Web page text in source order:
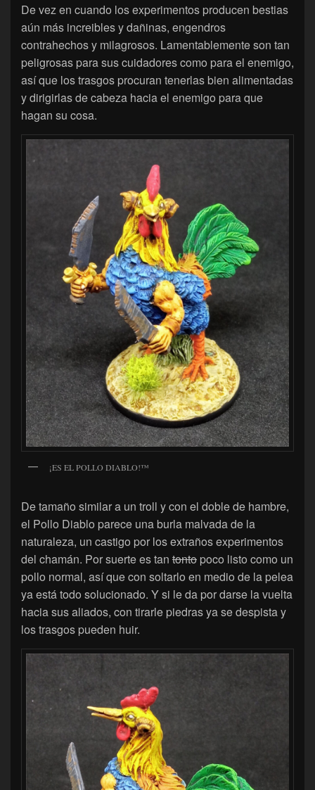
De vez en cuando los experimentos producen bestias
aún más increibles y dañinas, engendros
contrahechos y milagrosos. Lamentablemente son tan
peligrosas para sus cuidadores como para el enemigo,
así que los trasgos procuran tenerlas bien alimentadas
y dirigirlas de cabeza hacia el enemigo para que
hagan su cosa.
¡ES EL POLLO DIABLO!™
De tamaño similar a un troll y con el doble de hambre,
el Pollo Diablo parece una burla malvada de la
naturaleza, un castigo por los extraños experimentos
del chamán. Por suerte es tan tonto poco listo como un
pollo normal, así que con soltarlo en medio de la pelea
ya está todo solucionado. Y si le da por darse la vuelta
hacia sus aliados, con tirarle piedras ya se despista y
los trasgos pueden huir.